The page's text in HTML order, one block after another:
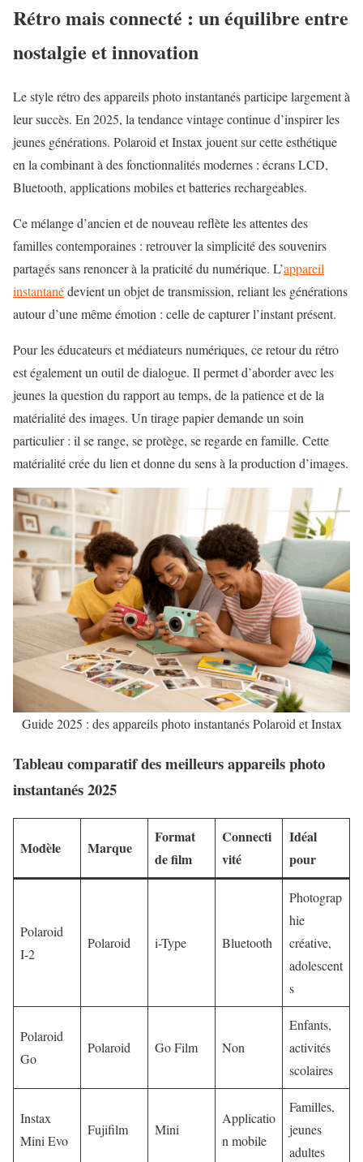
Rétro mais connecté : un équilibre entre
nostalgie et innovation
Lestyle rétro des appareils photoinstantanés participe largement à
leur succès. En 2025, la tendance vintage continue d’inspirer les
jeunes générations. Polaroid et Instax jouent sur cette esthétique
en la combinant à des fonctionnalités modernes : écrans LCD,
Bluetooth, applications mobiles et batteries rechargeables.
Ce mélange d’ancien et de nouveau reflète les attentes des
familles contemporaines : retrouver la simplicité des souvenirs
partagés sans renoncer à la praticité du numérique. L’appareil
instantanédevient un objet de transmission, reliant les générations
autour d’une même émotion : celle de capturer l’instant présent.
Pour les éducateurs et médiateurs numériques, ce retour du rétro
est également un outil de dialogue. Il permet d’aborder avec les
jeunes la question du rapport au temps, de la patience et de la
matérialité des images. Un tirage papier demande un soin
particulier : il se range, se protège, se regarde en famille. Cette
matérialité crée du lien et donne du sens à la production d’images.
Guide 2025 : des appareils photo instantanés Polaroid et Instax
Tableau comparatif des meilleurs appareils photo
instantanés 2025
Modèle Marque
Format
de film
Connecti
vité
Idéal
pour
Polaroid
I-2
Polaroid i-Type Bluetooth
Photograp
hie
créative,
adolescent
s
Polaroid
Go
Polaroid Go Film Non
Enfants,
activités
scolaires
Instax
Mini Evo
Fujifilm Mini
Applicatio
n mobile
Familles,
jeunes
adultes